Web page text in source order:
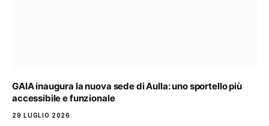
GAIA inaugura la nuova sede di Aulla: uno sportello più
accessibile e funzionale
29 LUGLIO 2026